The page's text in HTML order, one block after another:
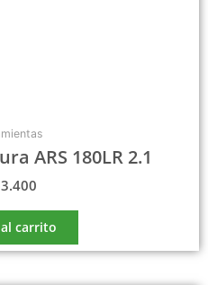
ARS 180LR 2.1
carrito